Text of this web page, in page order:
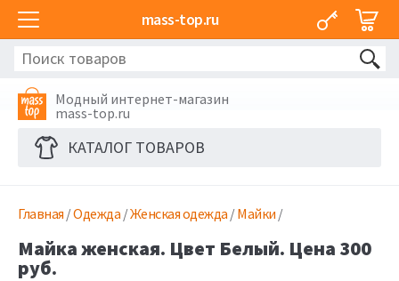
mass-top.ru
Модный интернет-магазин
mass-top.ru
КАТАЛОГ ТОВАРОВ
Главная /Одежда /Женская одежда /Майки /
Майка женская. Цвет Белый. Цена 300
руб.